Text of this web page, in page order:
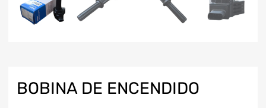
BOBINA DE ENCENDIDO